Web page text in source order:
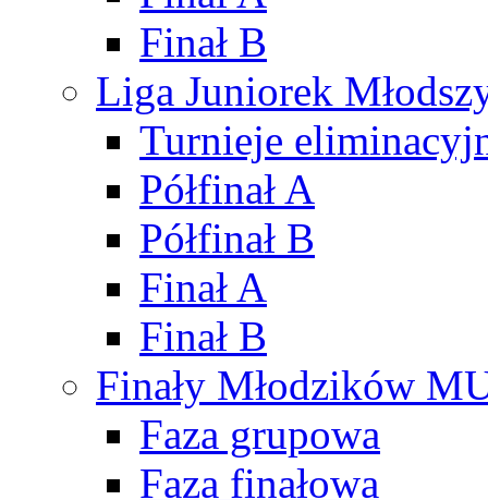
Finał B
Liga Juniorek
Turnieje
Półfinał A
Półfinał B
Finał A
Finał B
Finały Młodzików
Faza grupowa
Faza finałowa